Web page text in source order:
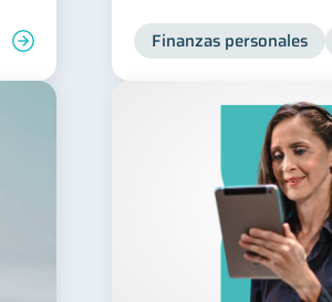
Inclusión financiera Finanzas para
Finanzas personales